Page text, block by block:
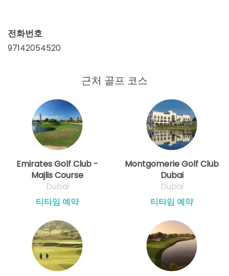
전화번호
97142054520
근처 골프 코스
Emirates Golf Club -
Majlis Course
Dubai
티타임 예약
Montgomerie Golf Club
Dubai
Dubai
티타임 예약